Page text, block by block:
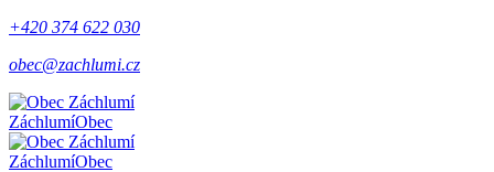
+420 374 622 030
obec@zachlumi.cz
ZáchlumíObec
ZáchlumíObec